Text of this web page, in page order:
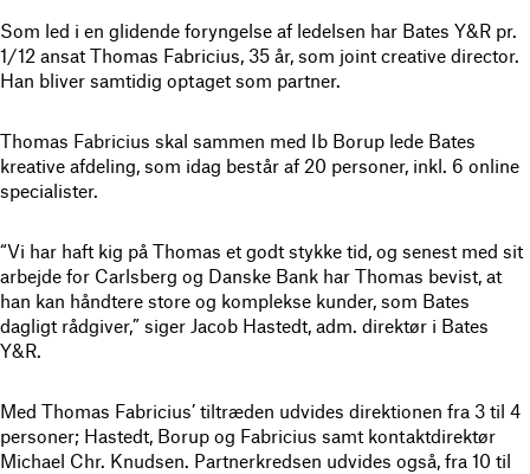
Som led i en glidende foryngelse af ledelsen har Bates Y&R pr.
1/12 ansat Thomas Fabricius, 35 år, som joint creative director.
Han bliver samtidig optaget som partner.
Thomas Fabricius skal sammen med Ib Borup lede Bates
kreative afdeling, som idag består af 20 personer, inkl. 6 online
specialister.
“Vi har haft kig på Thomas et godt stykke tid, og senest med sit
arbejde for Carlsberg og Danske Bank har Thomas bevist, at
han kan håndtere store og komplekse kunder, som Bates
dagligt rådgiver,” siger Jacob Hastedt, adm. direktør i Bates
Y&R.
Med Thomas Fabricius’ tiltræden udvides direktionen fra 3 til 4
personer; Hastedt, Borup og Fabricius samt kontaktdirektør
Michael Chr. Knudsen. Partnerkredsen udvides også, fra 10 til